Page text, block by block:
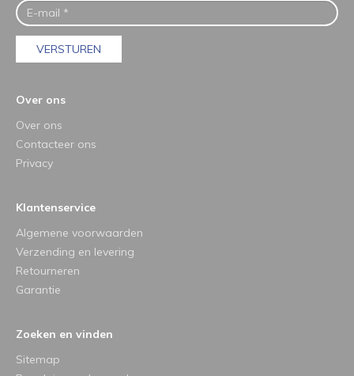
VERSTUREN
Over ons
Over ons
Contacteer ons
Privacy
Klantenservice
Algemene voorwaarden
Verzending en levering
Retourneren
Garantie
Zoeken en vinden
Sitemap